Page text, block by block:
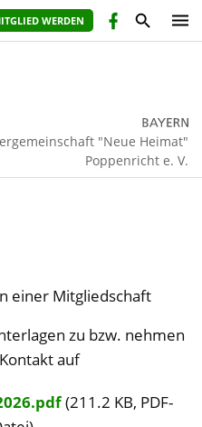
WERDEN
"Neue Heimat"
Poppenricht e. V.
einer Mitgliedschaft
zu bzw. nehmen
auf
(211.2 KB, PDF-